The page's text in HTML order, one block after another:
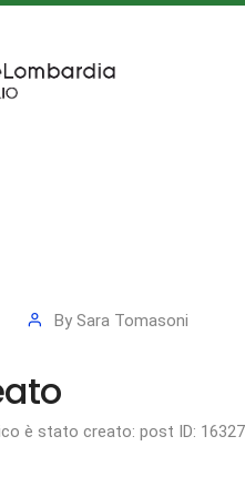
By Sara Tomasoni
è stato creato: post ID: